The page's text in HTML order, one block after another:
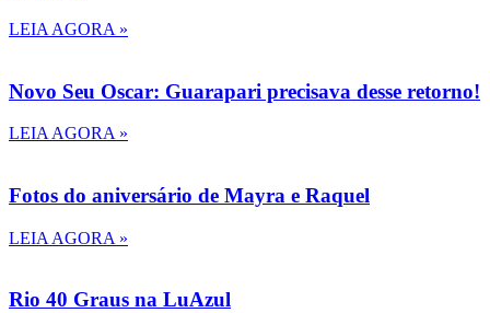
LEIA AGORA »
Novo Seu Oscar: Guarapari precisava desse retorno!
LEIA AGORA »
Fotos do aniversário de Mayra e Raquel
LEIA AGORA »
Rio 40 Graus na LuAzul